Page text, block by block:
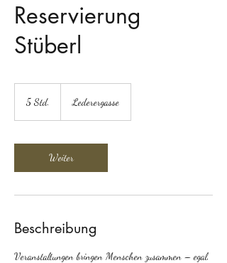
Reservierung
Stüberl
5 Std.
d
.
Lederergasse
Weiter
Beschreibung
Veranstaltungen bringen Menschen zusammen – egal,